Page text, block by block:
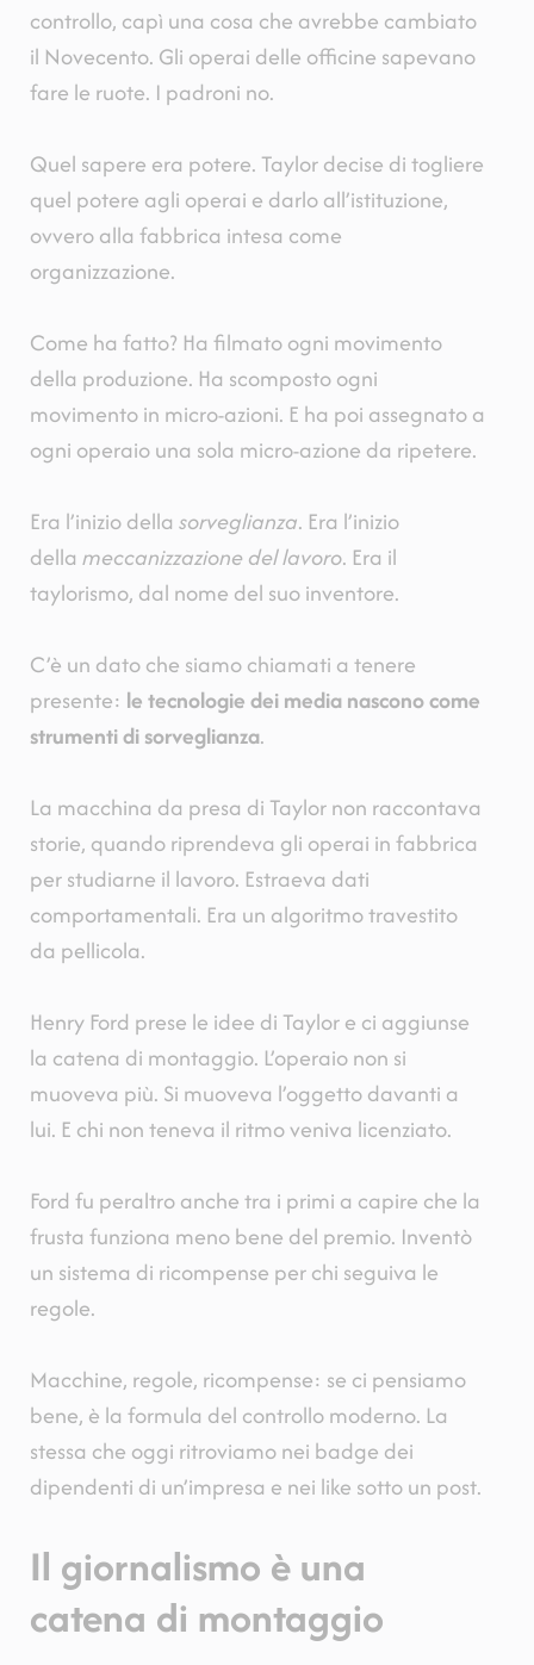
controllo, capì una cosa che avrebbe cambiato
il Novecento. Gli operai delle officine sapevano
fare le ruote. I padroni no.
Quel sapere era potere. Taylor decise di togliere
quel potere agli operai e darlo all’istituzione,
ovvero alla fabbrica intesa come
organizzazione.
Come ha fatto? Ha filmato ogni movimento
della produzione. Ha scomposto ogni
movimento in micro-azioni. E ha poi assegnato a
ogni operaio una sola micro-azione da ripetere.
Era l’inizio della sorveglianza. Era l’inizio
della meccanizzazione del lavoro. Era il
taylorismo, dal nome del suo inventore.
C’è un dato che siamo chiamati a tenere
presente: le tecnologie dei media nascono come
strumenti di sorveglianza.
La macchina da presa di Taylor non raccontava
storie, quando riprendeva gli operai in fabbrica
per studiarne il lavoro. Estraeva dati
comportamentali. Era un algoritmo travestito
da pellicola.
Henry Ford prese le idee di Taylor e ci aggiunse
la catena di montaggio. L’operaio non si
muoveva più. Si muoveva l’oggetto davanti a
lui. E chi non teneva il ritmo veniva licenziato.
Ford fu peraltro anche tra i primi a capire che la
frusta funziona meno bene del premio. Inventò
un sistema di ricompense per chi seguiva le
regole.
Macchine, regole, ricompense: se ci pensiamo
bene, è la formula del controllo moderno. La
stessa che oggi ritroviamo nei badge dei
dipendenti di un’impresa e nei like sotto un post.
Il giornalismo è una
catena di montaggio